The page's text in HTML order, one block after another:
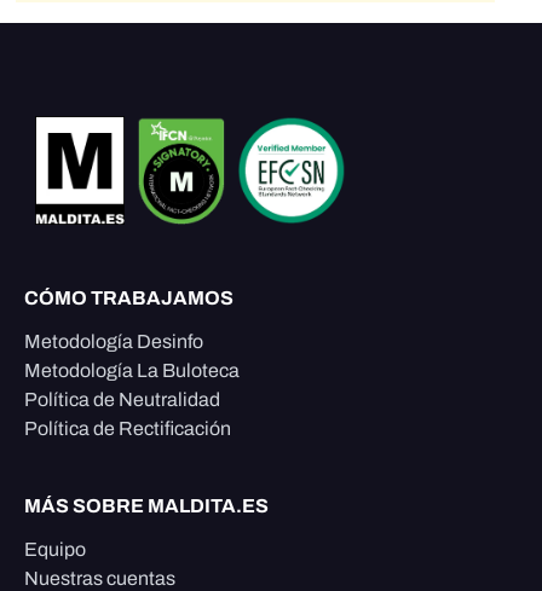
CÓMO TRABAJAMOS
Metodología Desinfo
Metodología La Buloteca
Política de Neutralidad
Política de Rectificación
MÁS SOBRE MALDITA.ES
Equipo
Nuestras cuentas